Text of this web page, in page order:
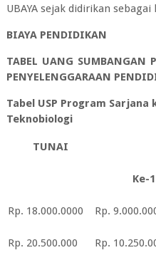
UBAYA sejak didirikan
BIAYA PENDIDIKAN
TABEL UANG SUMBANGAN
PENYELENGGARAAN
Tabel USP Program
Teknobiologi
TUNAI
Ke-1
Rp. 18.000.0000 Rp.
Rp. 20.500.000 Rp.